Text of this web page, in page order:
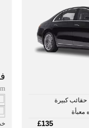
معبأة
£135